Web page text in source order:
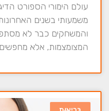
עולם הימורי הספורט
משמעותי בשנים
והמשחקים כבר לא
המצומצמות, אלא